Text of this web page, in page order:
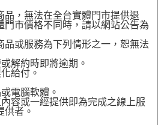
品，無法在全台實體門市提供退
門市價格不同時，請以網站公告為
品或服務為下列情形之一，恕無法
解約時即將逾期。
給付。
電腦軟體。
容或一經提供即為完成之線上服
供者。